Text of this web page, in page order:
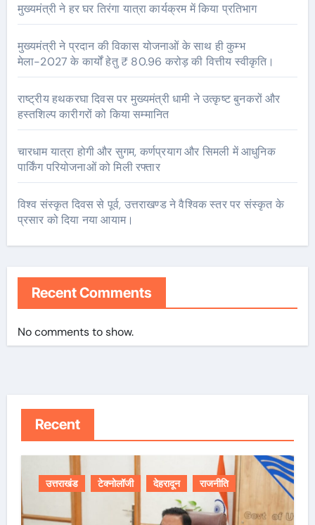
मुख्यमंत्री ने हर घर तिरंगा यात्रा कार्यक्रम में किया प्रतिभाग
मुख्यमंत्री ने प्रदान की विकास योजनाओं के साथ ही कुम्भ
मेला-2027 के कार्यों हेतु ₹ 80.96 करोड़ की वित्तीय स्वीकृति।
राष्ट्रीय हथकरघा दिवस पर मुख्यमंत्री धामी ने उत्कृष्ट बुनकरों और
हस्तशिल्प कारीगरों को किया सम्मानित
चारधाम यात्रा होगी और सुगम, कर्णप्रयाग और सिमली में आधुनिक
पार्किंग परियोजनाओं को मिली रफ्तार
विश्व संस्कृत दिवस से पूर्व, उत्तराखण्ड ने वैश्विक स्तर पर संस्कृत के
प्रसार को दिया नया आयाम।
Recent Comments
No comments to show.
Recent
उत्तराखंड टेक्नोलॉजी देहरादून राजनीति